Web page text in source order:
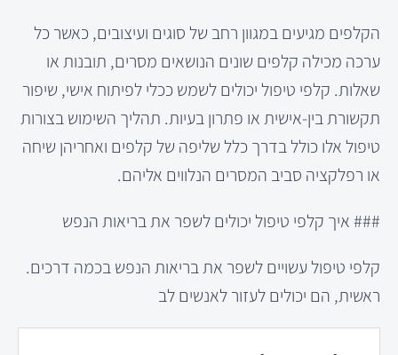
הקלפים מגיעים במגוון רחב של סוגים ועיצובים, כאשר כל
ערכה מכילה קלפים שונים הנושאים מסרים, תובנות או
שאלות. קלפי טיפול יכולים לשמש ככלי לפיתוח אישי, שיפור
תקשורת בין-אישית או פתרון בעיות. תהליך השימוש בצורות
טיפול אלו כולל בדרך כלל שליפה של קלפים ואחריהן שיחה
או רפלקציה סביב המסרים הנלווים אליהם.
### איך קלפי טיפול יכולים לשפר את בריאות הנפש
קלפי טיפול עשויים לשפר את בריאות הנפש בכמה דרכים.
ראשית, הם יכולים לעזור לאנשים לב